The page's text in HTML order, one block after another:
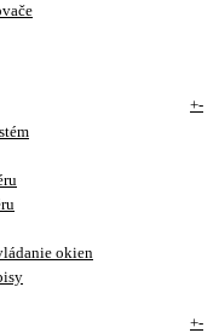
+-
okien
+-